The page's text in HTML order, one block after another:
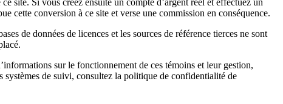
site. Si vous créez ensuite un compte d’argent réel et effectuez un
conversion à ce site et verse une commission en conséquence.
de données de licences et les sources de référence tierces ne sont
sur le fonctionnement de ces témoins et leur gestion,
systèmes de suivi, consultez la politique de confidentialité de